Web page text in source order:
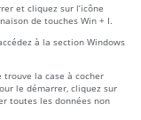
et cliquez sur l’icône
de touches Win + I.
à la section Windows
trouve la case à cocher
le démarrer, cliquez sur
toutes les données non